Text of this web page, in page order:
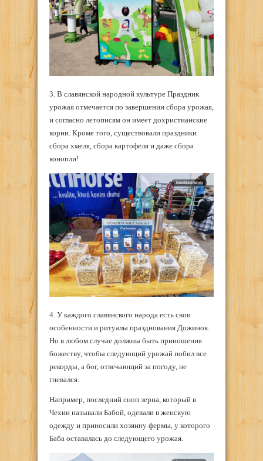
3. В славянской народной культуре Праздник
урожая отмечается по завершении сбора урожая,
и согласно летописям он имеет дохристианские
корни. Кроме того, существовали праздники
сбора хмеля, сбора картофеля и даже сбора
конопли!
4. У каждого славянского народа есть свои
особенности и ритуалы празднования Дожинок.
Но в любом случае должны быть приношения
божеству, чтобы следующий урожай побил все
рекорды, а бог, отвечающий за погоду, не
гневался.
Например, последний сноп зерна, который в
Чехии называли Бабой, одевали в женскую
одежду и приносили хозяину фермы, у которого
Баба оставалась до следующего урожая.